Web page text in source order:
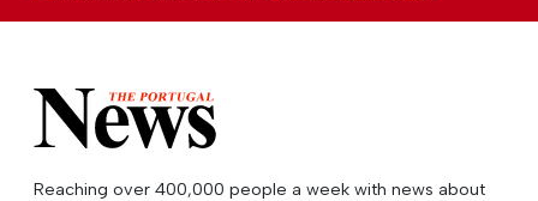
Reaching over 400,000 people a week with news about